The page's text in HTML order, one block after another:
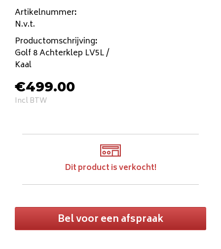
Artikelnummer:
N.v.t.
Productomschrijving:
Golf 8 Achterklep LV5L /
Kaal
€499.00
Incl BTW
Dit product is verkocht!
Bel voor een afspraak